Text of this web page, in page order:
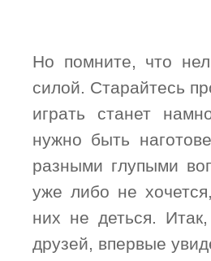
Но помните, что
силой. Старайтесь
играть станет
нужно быть
разными глупыми
уже либо не
них не деться.
друзей, впервые